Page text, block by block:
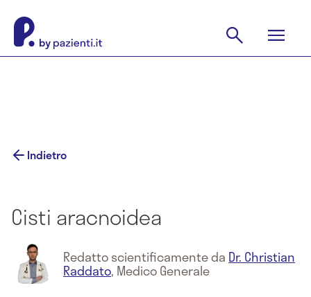
Indietro
Cisti aracnoidea
Redatto scientificamente da Dr. Christian
Raddato, Medico Generale